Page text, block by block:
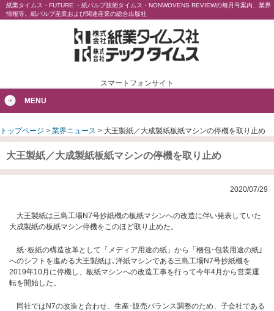
紙業タイムス・FUTURE ・紙パルプ技術タイムス・NONWOVENS REVIEWの毎月号案内、業界
情報等。紙パルプ産業および関連産業の総合出版社
スマートフォンサイト
MENU
トップページ > 業界ニュース > 大王製紙／大成製紙板紙マシンの停機を取り止め
大王製紙／大成製紙板紙マシンの停機を取り止め
2020/07/29
大王製紙は三島工場N7号抄紙機の板紙マシンへの改造に伴い発表していた
大成製紙の板紙マシン停機をこのほど取り止めた。
紙･板紙の構造改革として「メディア用途の紙」から「梱包･包装用途の紙｣
へのシフトを進める大王製紙は､洋紙マシンである三島工場N7号抄紙機を
2019年10月に停機し、板紙マシンへの改造工事を行って今年4月から営業運
転を開始した。
同社ではN7の改造と合わせ、生産･販売バランス調整のため、子会社である